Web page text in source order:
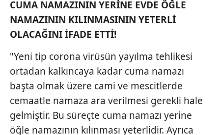
CUMA NAMAZININ YERİNE EVDE ÖĞLE
NAMAZININ KILINMASININ YETERLİ
OLACAĞINI İFADE ETTİ!
"Yeni tip corona virüsün yayılma tehlikesi
ortadan kalkıncaya kadar cuma namazı
başta olmak üzere cami ve mescitlerde
cemaatle namaza ara verilmesi gerekli hale
gelmiştir. Bu süreçte cuma namazı yerine
öğle namazının kılınması yeterlidir. Ayrıca